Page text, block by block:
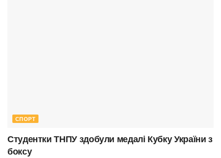
СПОРТ
Студентки ТНПУ здобули медалі Кубку України з
боксу